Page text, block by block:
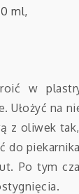
ml,
w
Ułożyć na
z oliwek tak,
do
Po tym